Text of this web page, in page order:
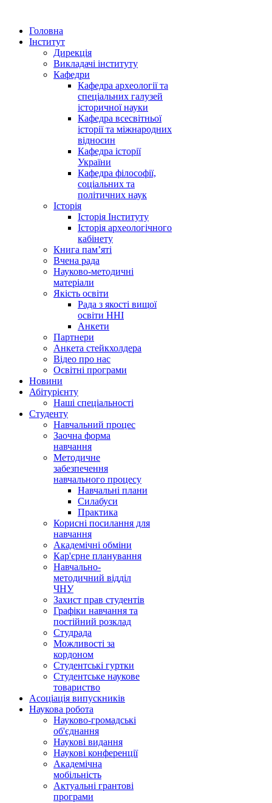
Головна
Інститут
Дирекція
Викладачі інституту
Кафедри
Кафедра археології та
спеціальних галузей
історичної науки
Кафедра всесвітньої
історії та міжнародних
відносин
Кафедра історії
України
Кафедра філософії,
соціальних та
політичних наук
Історія
Історія Інституту
Історія археологічного
кабінету
Книга памʼяті
Вчена рада
Науково-методичні
матеріали
Якість освіти
Рада з якості вищої
освіти ННІ
Анкети
Партнери
Анкета стейкхолдера
Відео про нас
Освітні програми
Hовини
Абітурієнту
Наші спеціальності
Студенту
Навчальний процес
Заочна форма
навчання
Методичне
забезпечення
навчального процесу
Навчальні плани
Силабуси
Практика
Корисні посилання для
навчання
Академічні обміни
Кар'єрне планування
Навчально-
методичний відділ
ЧНУ
Захист прав студентів
Графіки навчання та
постійний розклад
Студрада
Можливості за
кордоном
Студентські гуртки
Студентське наукове
товариство
Асоціація випускників
Наукова робота
Науково-громадські
об'єднання
Наукові видання
Наукові конференції
Академічна
мобільність
Актуальні грантові
програми